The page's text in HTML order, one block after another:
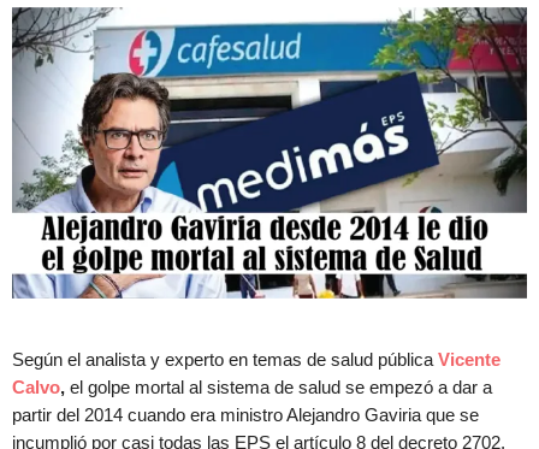
Según el analista y experto en temas de salud pública Vicente
Calvo, el golpe mortal al sistema de salud se empezó a dar a
partir del 2014 cuando era ministro Alejandro Gaviria que se
incumplió por casi todas las EPS el artículo 8 del decreto 2702.